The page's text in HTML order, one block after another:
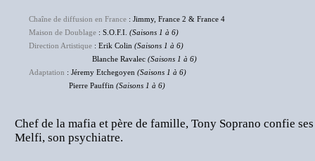
Chaîne de diffusion en France : Jimmy, France 2 & France 4
Maison de Doublage : S.O.F.I. (Saisons 1 à 6)
Direction Artistique : Erik Colin (Saisons 1 à 6)
Blanche Ravalec (Saisons 1 à 6)
Adaptation : Jéremy Etchegoyen (Saisons 1 à 6)
Pierre Pauffin (Saisons 1 à 6)
Chef de la mafia et père de famille, Tony Soprano confie
Melfi, son psychiatre.